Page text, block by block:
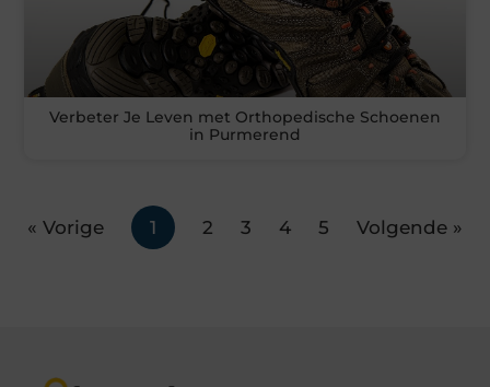
Verbeter Je Leven met Orthopedische Schoenen
in Purmerend
« Vorige 1 2 3 4 5 Volgende »